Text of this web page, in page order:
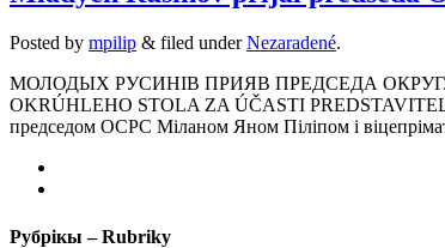
Posted by mpilip & filed underNezaradené.
МОЛОДЫХ РУСИНІВ ПРИЯВ ПРЕДСЕДА
OKRÚHLEHO STOLA ZA ÚČASTI
председом ОСРС Міланом Яном Піліпом і
Рубрікы – Rubriky